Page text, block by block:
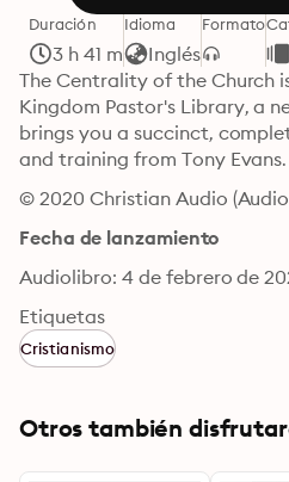
Duración
3 h 41 m
Idioma
Inglés
Formato
The Centrality of the Church
Kingdom Pastor's Library, a
brings you a succinct,
and training from Tony Evans.
© 2020 Christian Audio
Fecha de lanzamiento
Audiolibro: 4 de febrero de
Etiquetas
Cristianismo
Otros también